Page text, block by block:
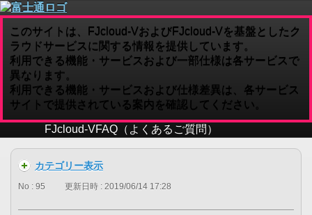
このサイトは、FJcloud-VおよびFJcloud-Vを基盤としたク
ラウドサービスに関する情報を提供しています。
利用できる機能・サービスおよび一部仕様は各サービスで
異なります。
利用できる機能・サービスおよび仕様差異は、各サービス
サイトで提供されている案内を確認してください。
FJcloud-VFAQ（よくあるご質問）
カテゴリー表示
No : 95 更新日時 : 2019/06/14 17:28